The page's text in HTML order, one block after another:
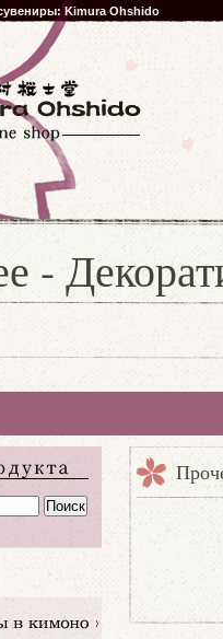
Kimura Ohshido
-